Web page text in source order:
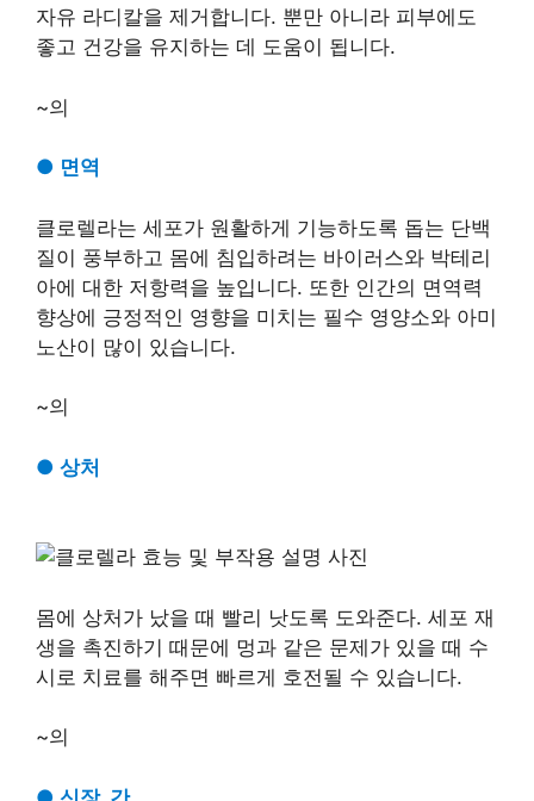
자유 라디칼을 제거합니다. 뿐만 아니라 피부에도
좋고 건강을 유지하는 데 도움이 됩니다.
~의
● 면역
클로렐라는 세포가 원활하게 기능하도록 돕는 단백
질이 풍부하고 몸에 침입하려는 바이러스와 박테리
아에 대한 저항력을 높입니다. 또한 인간의 면역력
향상에 긍정적인 영향을 미치는 필수 영양소와 아미
노산이 많이 있습니다.
~의
● 상처
몸에 상처가 났을 때 빨리 낫도록 도와준다. 세포 재
생을 촉진하기 때문에 멍과 같은 문제가 있을 때 수
시로 치료를 해주면 빠르게 호전될 수 있습니다.
~의